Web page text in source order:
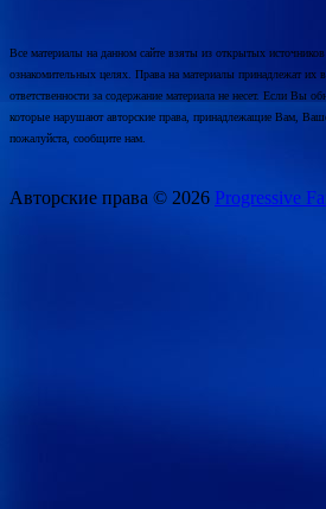
Все материалы на данном сайте взяты из открытых
ознакомительных целях. Права на материалы принадлежат их
ответственности за содержание материала не несет. Если Вы
которые нарушают авторские права, принадлежащие Вам,
пожалуйста, сообщите нам.
Авторские права © 2026 Progressive